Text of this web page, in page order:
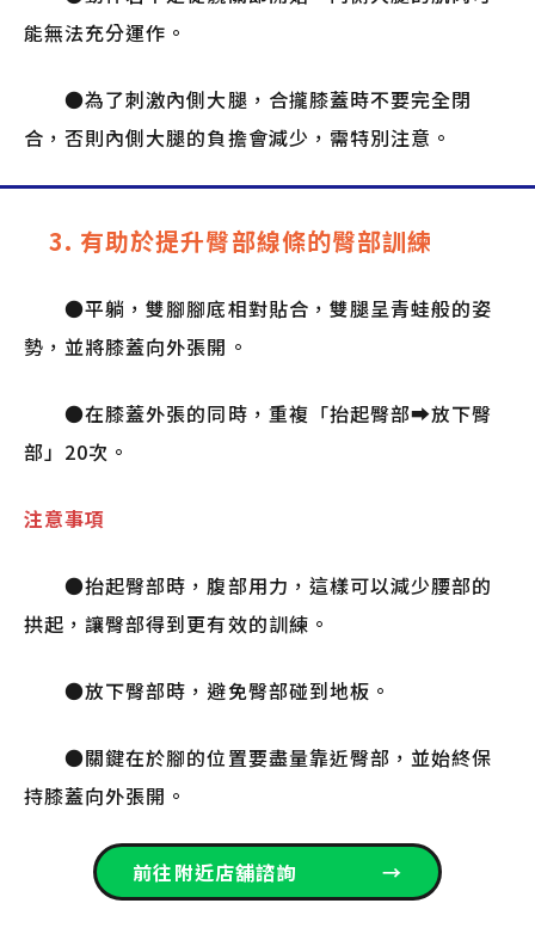
能無法充分運作。
●為了刺激內側大腿，合攏膝蓋時不要完全閉
合，否則內側大腿的負擔會減少，需特別注意。
3. 有助於提升臀部線條的臀部訓練
●平躺，雙腳腳底相對貼合，雙腿呈青蛙般的姿
勢，並將膝蓋向外張開。
●在膝蓋外張的同時，重複「抬起臀部➡放下臀
部」20次。
注意事項
●抬起臀部時，腹部用力，這樣可以減少腰部的
拱起，讓臀部得到更有效的訓練。
●放下臀部時，避免臀部碰到地板。
●關鍵在於腳的位置要盡量靠近臀部，並始終保
持膝蓋向外張開。
前往附近店舖諮詢 →